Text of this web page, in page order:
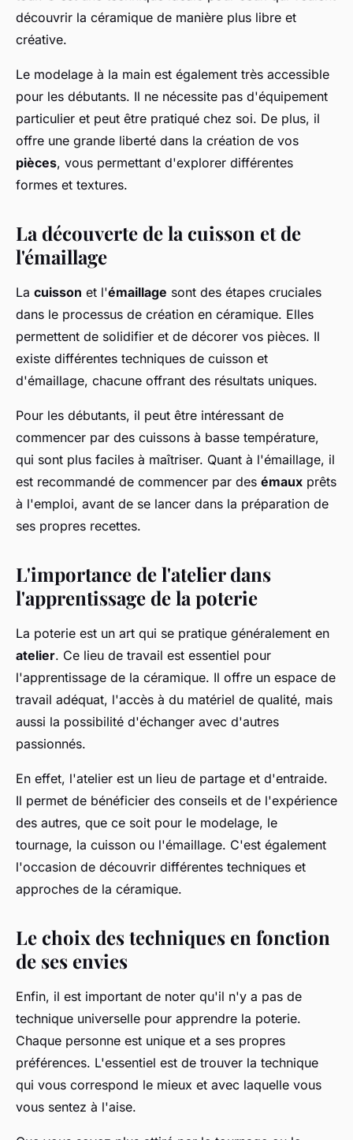
découvrir la céramique de manière plus libre et
créative.
Le modelage à la main est également très accessible
pour les débutants. Il ne nécessite pas d'équipement
particulier et peut être pratiqué chez soi. De plus, il
offre une grande liberté dans la création de vos
pièces, vous permettant d'explorer différentes
formes et textures.
La découverte de la cuisson et de
l'émaillage
La cuisson et l'émaillage sont des étapes cruciales
dans le processus de création en céramique. Elles
permettent de solidifier et de décorer vos pièces. Il
existe différentes techniques de cuisson et
d'émaillage, chacune offrant des résultats uniques.
Pour les débutants, il peut être intéressant de
commencer par des cuissons à basse température,
qui sont plus faciles à maîtriser. Quant à l'émaillage, il
est recommandé de commencer par des émaux prêts
à l'emploi, avant de se lancer dans la préparation de
ses propres recettes.
L'importance de l'atelier dans
l'apprentissage de la poterie
La poterie est un art qui se pratique généralement en
atelier. Ce lieu de travail est essentiel pour
l'apprentissage de la céramique. Il offre un espace de
travail adéquat, l'accès à du matériel de qualité, mais
aussi la possibilité d'échanger avec d'autres
passionnés.
En effet, l'atelier est un lieu de partage et d'entraide.
Il permet de bénéficier des conseils et de l'expérience
des autres, que ce soit pour le modelage, le
tournage, la cuisson ou l'émaillage. C'est également
l'occasion de découvrir différentes techniques et
approches de la céramique.
Le choix des techniques en fonction
de ses envies
Enfin, il est important de noter qu'il n'y a pas de
technique universelle pour apprendre la poterie.
Chaque personne est unique et a ses propres
préférences. L'essentiel est de trouver la technique
qui vous correspond le mieux et avec laquelle vous
vous sentez à l'aise.